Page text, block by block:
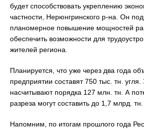
будет способствовать укреплению
частности, Нерюнгринского р-на. Он
планомерное повышение мощностей
обеспечить возможности для
жителей региона.
Планируется, что уже через два года
предприятии составят 750 тыс. тн.
насчитывают порядка 127 млн. тн. А
разреза могут составить до 1,7 млрд. тн.
Напомним, по итогам прошлого года